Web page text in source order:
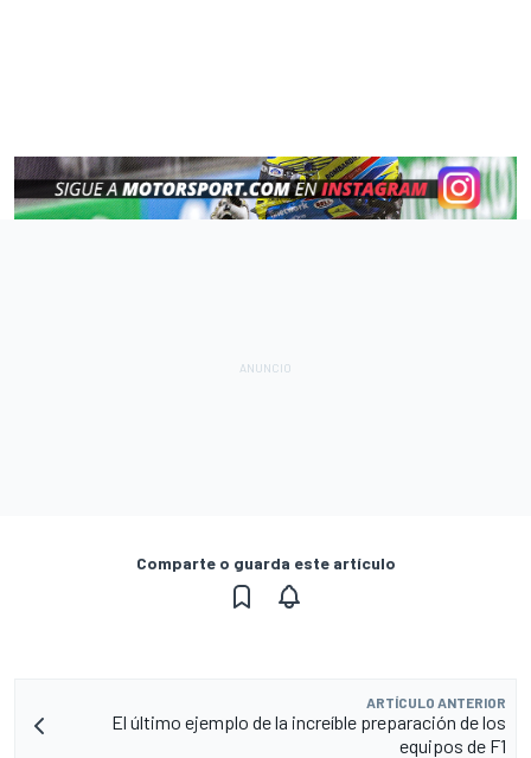
Comparte o guarda este artículo
ARTÍCULO ANTERIOR
El último ejemplo de la increíble preparación de los
equipos de F1